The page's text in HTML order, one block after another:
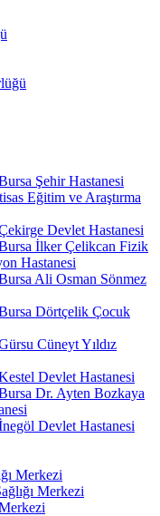
Şehir Hastanesi
Eğitim ve Araştırma
Devlet Hastanesi
İlker Çelikcan Fizik
Hastanesi
Ali Osman Sönmez
Dörtçelik Çocuk
Cüneyt Yıldız
Devlet Hastanesi
Dr. Ayten Bozkaya
Devlet Hastanesi
Merkezi
Merkezi